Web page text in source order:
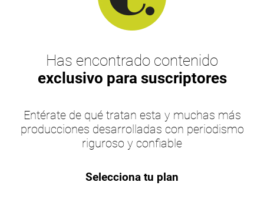
Has encontrado contenido
exclusivo para suscriptores
Entérate de qué tratan esta y muchas más
producciones desarrolladas con periodismo
riguroso y confiable
Selecciona tu plan